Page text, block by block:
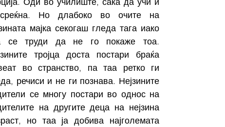
Но длабоко во очите на
мајка секогаш гледа тага иако
се труди да не го покаже тоа.
тројца доста постари браќа
во странство, па таа ретко ги
речиси и не ги познава. Нејзините
се многу постари во однос на
на другите деца на нејзина
но таа ја добива најголемата